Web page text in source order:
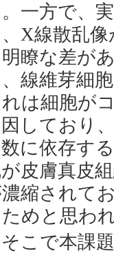
一方で、
X線散乱
瞭な差が
線維芽細
は細胞が
しており
数に依存す
皮膚真皮
縮されて
めと思わ
こで本課